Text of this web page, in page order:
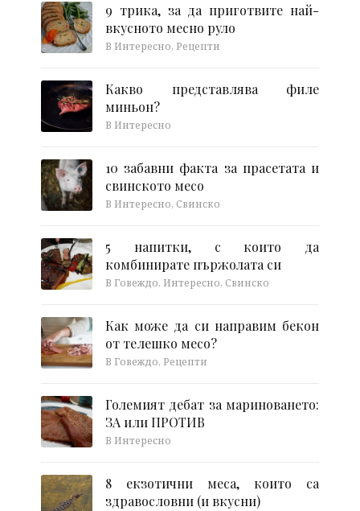
9 трика, за да приготвите най-
вкусното месно руло
В Интересно, Рецепти
Какво представлява филе
миньон?
В Интересно
10 забавни факта за прасетата и
свинското месо
В Интересно, Свинско
5 напитки, с които да
комбинирате пържолата си
В Говеждо, Интересно, Свинско
Как може да си направим бекон
от телешко месо?
В Говеждо, Рецепти
Големият дебат за мариноването:
ЗА или ПРОТИВ
В Интересно
8 екзотични меса, които са
здравословни (и вкусни)